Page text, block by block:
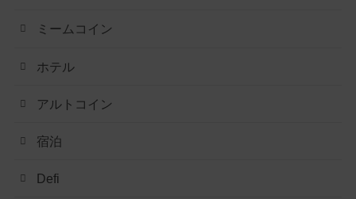
ミームコイン
ホテル
アルトコイン
宿泊
Defi